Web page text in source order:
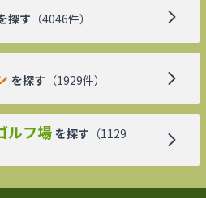
探す （4046件）
を探す （1929件）
ルフ場 を探す （1129